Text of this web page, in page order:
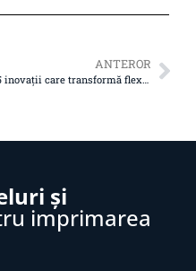
ANTEROR
și
imprimarea